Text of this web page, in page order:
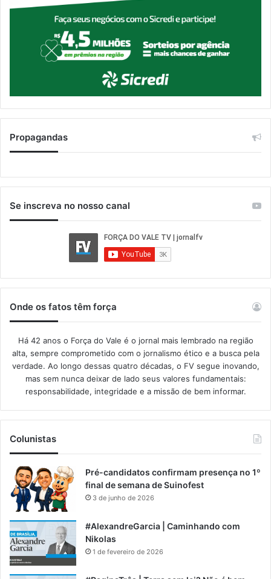
Propagandas
Se inscreva no nosso canal
Onde os fatos têm força
Há 42 anos o Força do Vale é o jornal mais lembrado na região
alta, sempre comprometido com o jornalismo ético e a busca pela
verdade. Ao longo dessas quatro décadas, o FV segue inovando,
mas sem nunca deixar de lado seus valores fundamentais:
responsabilidade, integridade e a missão de bem informar.​
Colunistas
Pré-candidatos confirmam presença no 1º
final de semana de Suinofest
3 de junho de 2026
#AlexandreGarcia | Caminhando com
Nikolas
1 de fevereiro de 2026